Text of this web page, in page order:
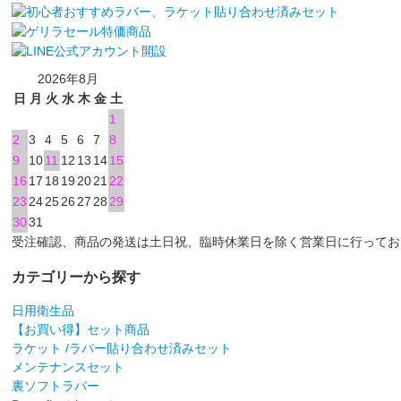
2026年8月
日
月 火 水 木 金 土
1
2
3 4 5 6 7
8
9
1011 12 13 1415
16 17 18 19 2021 22
23 242526 27 28 29
3031
受注確認、商品の発送は土日祝、臨時休業日を除く営業日に行って
カテゴリーから探す
日用衛生品
【お買い得】セット商品
ラケット /ラバー貼り合わせ済みセット
メンテナンスセット
裏ソフトラバー